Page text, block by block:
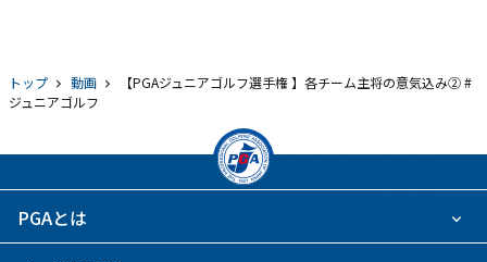
トップ 動画
【PGAジュニアゴルフ選手権 】各チーム主将の意気込み② #
ジュニアゴルフ
PGAとは